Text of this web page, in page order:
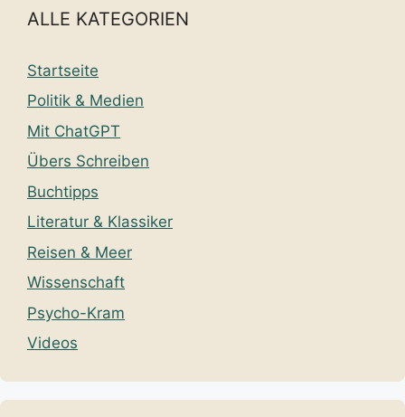
ALLE KATEGORIEN
Startseite
Politik & Medien
Mit ChatGPT
Übers Schreiben
Buchtipps
Literatur & Klassiker
Reisen & Meer
Wissenschaft
Psycho-Kram
Videos